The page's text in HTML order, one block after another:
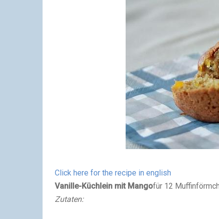
Click here for the recipe in english
Vanille-Küchlein mit Mangofür 12
Zutaten: